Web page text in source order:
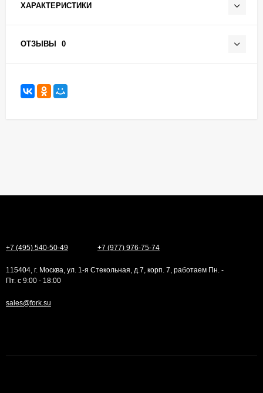
ХАРАКТЕРИСТИКИ
ОТЗЫВЫ 0
+7 (495) 540-50-49 +7 (977) 976-75-74
115404, г. Москва, ул. 1-я Стекольная, д.7, корп. 7, работаем Пн. -
Пт. с 9:00 - 18:00
sales@fork.su